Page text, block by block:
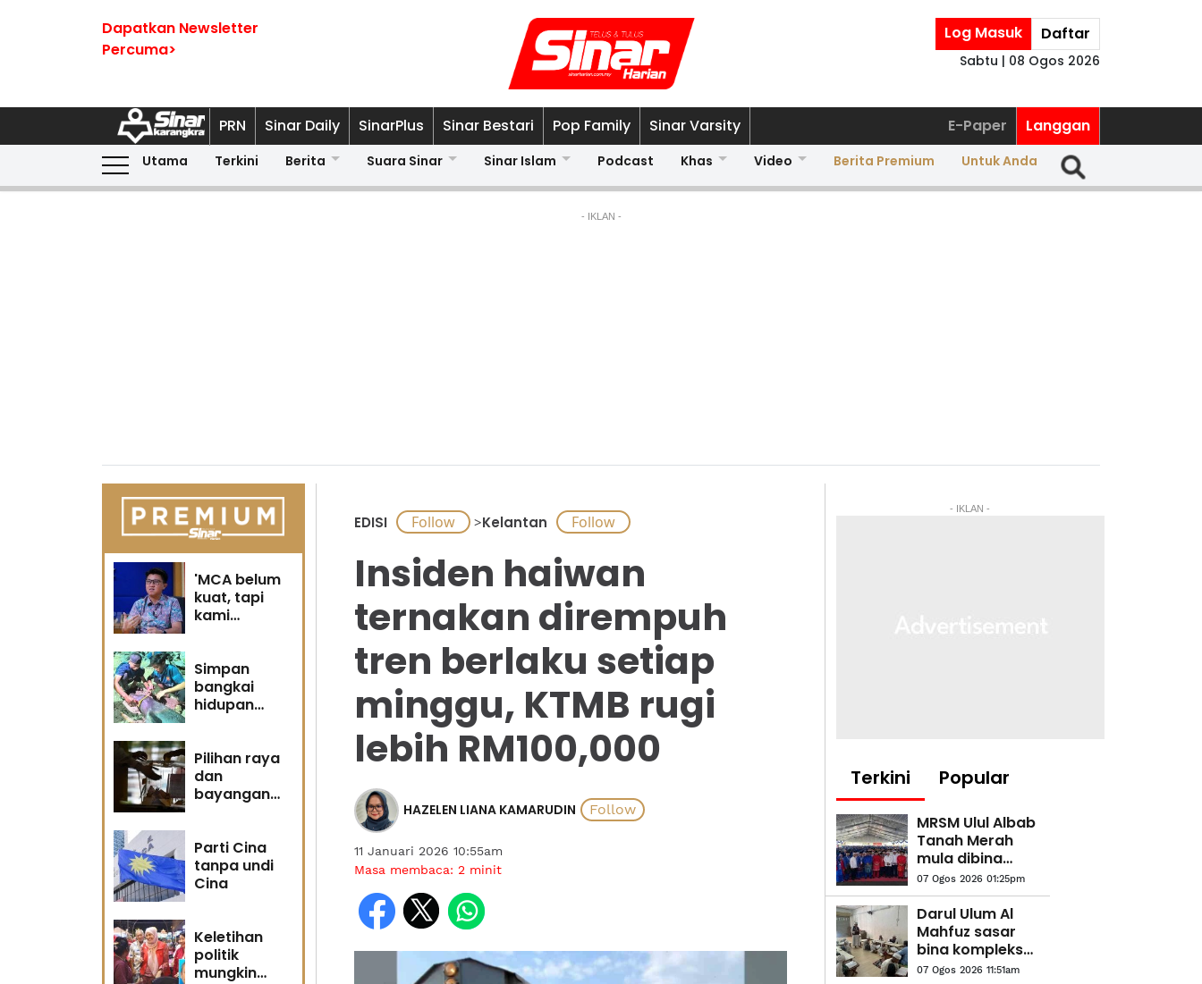
Dapatkan Newsletter
Percuma>
Log Masuk Daftar
Sabtu | 08 Ogos 2026
PRN Sinar Daily SinarPlus Sinar Bestari Pop Family Sinar Varsity E-Paper Langgan
Utama Terkini Berita Suara Sinar Sinar Islam Podcast Khas Video Berita Premium Untuk Anda
- IKLAN -
'MCA belum
kuat, tapi
kami
Simpan
bangkai
hidupan
Pilihan raya
dan
bayangan
Parti Cina
tanpa undi
Cina
Keletihan
politik
mungkin
EDISI >Kelantan
Insiden haiwan
ternakan dirempuh
tren berlaku setiap
minggu, KTMB rugi
lebih RM100,000
HAZELEN LIANA KAMARUDIN
11 Januari 2026 10:55am
Masa membaca: 2 minit
- IKLAN -
Terkini Popular
MRSM Ulul Albab
Tanah Merah
mula dibina
suku pertama
tahun depan
07 Ogos 2026 01:25pm
Darul Ulum Al
Mahfuz sasar
bina kompleks
tahfiz baharu
07 Ogos 2026 11:51am